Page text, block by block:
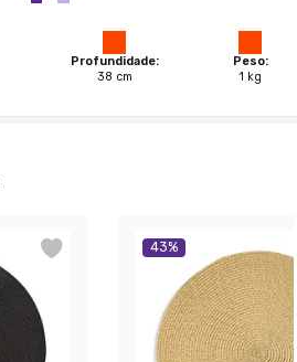
Profundidade:
38 cm
Peso:
1 kg
43%